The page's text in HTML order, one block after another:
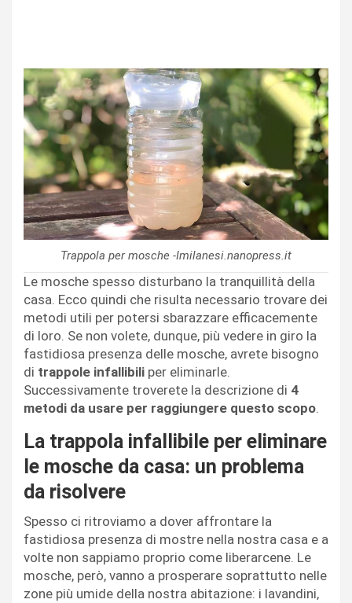
Trappola per mosche -Imilanesi.nanopress.it
Le mosche spesso disturbano la tranquillità della
casa. Ecco quindi che risulta necessario trovare dei
metodi utili per potersi sbarazzare efficacemente
di loro. Se non volete, dunque, più vedere in giro la
fastidiosa presenza delle mosche, avrete bisogno
di trappole infallibili per eliminarle.
Successivamente troverete la descrizione di 4
metodi da usare per raggiungere questo scopo.
La trappola infallibile per eliminare
le mosche da casa: un problema
da risolvere
Spesso ci ritroviamo a dover affrontare la
fastidiosa presenza di mostre nella nostra casa e a
volte non sappiamo proprio come liberarcene. Le
mosche, però, vanno a prosperare soprattutto nelle
zone più umide della nostra abitazione: i lavandini,